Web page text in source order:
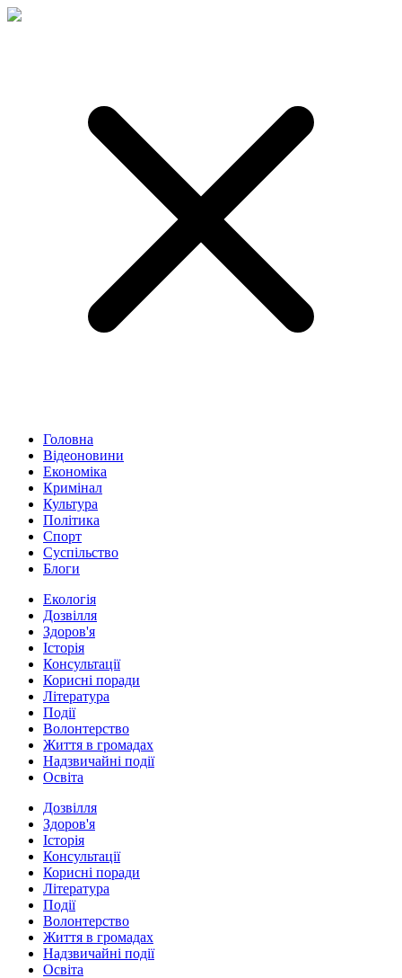
Головна
Відеоновини
Економіка
Кримінал
Культура
Політика
Спорт
Суспільство
Блоги
Екологія
Дозвілля
Здоров'я
Історія
Консультації
Корисні поради
Література
Події
Волонтерство
Життя в громадах
Надзвичайні події
Освіта
Дозвілля
Здоров'я
Історія
Консультації
Корисні поради
Література
Події
Волонтерство
Життя в громадах
Надзвичайні події
Освіта